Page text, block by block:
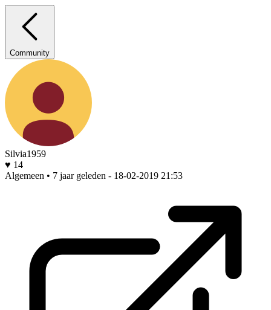
Community
Silvia1959
♥ 14
Algemeen • 7 jaar geleden - 18-02-2019 21:53